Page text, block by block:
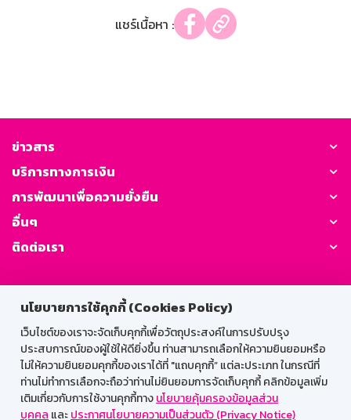
นโยบายการใช้คุกกี้ (Cookies Policy)
เว็บไซต์ของเราจะจัดเก็บคุกกี้เพื่อวัตถุประสงค์ในการปรับปรุง
ประสบการณ์ของผู้ใช้ให้ดียิ่งขึ้น ท่านสามารถเลือกให้ความยินยอมหรือ
ไม่ให้ความยินยอมคุกกี้ของเราได้ที่ "แถบคุกกี้” แต่ละประเภท ในกรณีที่
ท่านไม่ทำการเลือกจะถือว่าท่านไม่ยินยอมการจัดเก็บคุกกี้ คลิกข้อมูลเพิ่ม
เติมเกี่ยวกับการใช้งานคุกกี้ทางนโยบายคุ้มครองข้อมูลส่วน
บุคคล และประกาศนโยบายความเป็นส่วนตัว (Privacy Notice)
แชร์เนื้อหา :
ข่าวสาร
บริการทางการเงิน
การพัฒนาเพื่อความยั่งยืน
อื่นๆ
ติดต่อเรา
GSB Society:
สำหรับพนักงาน
Web HR
GSB Wisdom
M-Search
เข้าสู่ระบบเน็ตเมล